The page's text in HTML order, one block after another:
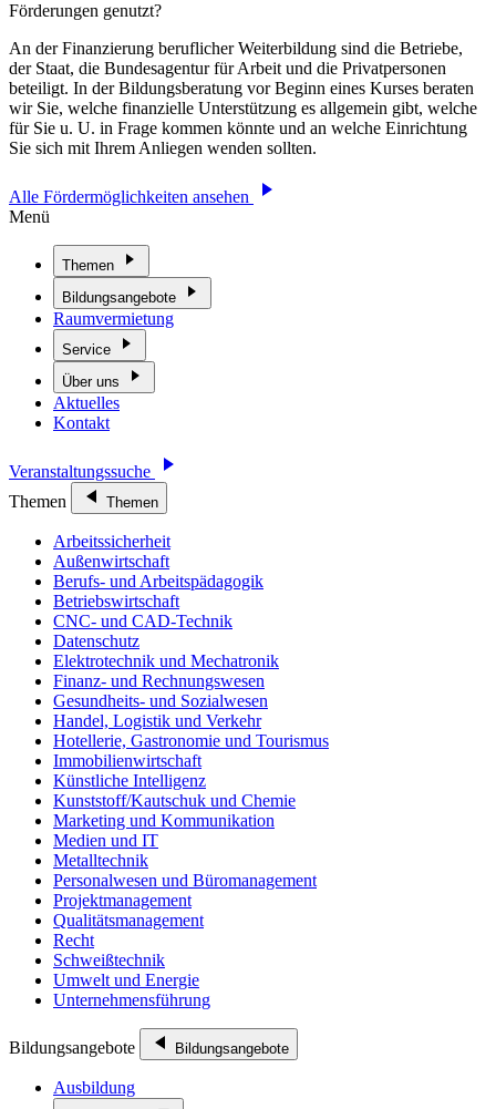
Förderungen genutzt?
An der Finanzierung beruflicher Weiterbildung sind die Betriebe,
der Staat, die Bundesagentur für Arbeit und die Privatpersonen
beteiligt. In der Bildungsberatung vor Beginn eines Kurses beraten
wir Sie, welche finanzielle Unterstützung es allgemein gibt, welche
für Sie u. U. in Frage kommen könnte und an welche Einrichtung
Sie sich mit Ihrem Anliegen wenden sollten.
Alle Fördermöglichkeiten ansehen
Menü
Themen
Bildungsangebote
Raumvermietung
Service
Über uns
Aktuelles
Kontakt
Veranstaltungssuche
Themen
Themen
Arbeitssicherheit
Außenwirtschaft
Berufs- und Arbeitspädagogik
Betriebswirtschaft
CNC- und CAD-Technik
Datenschutz
Elektrotechnik und Mechatronik
Finanz- und Rechnungswesen
Gesundheits- und Sozialwesen
Handel, Logistik und Verkehr
Hotellerie, Gastronomie und Tourismus
Immobilienwirtschaft
Künstliche Intelligenz
Kunststoff/Kautschuk und Chemie
Marketing und Kommunikation
Medien und IT
Metalltechnik
Personalwesen und Büromanagement
Projektmanagement
Qualitätsmanagement
Recht
Schweißtechnik
Umwelt und Energie
Unternehmensführung
Bildungsangebote Bildungsangebote
Ausbildung